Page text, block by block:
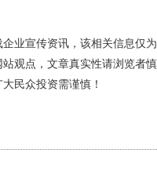
业宣传资讯，该相关信息仅为
观点，文章真实性请浏览者慎
民众投资需谨慎！